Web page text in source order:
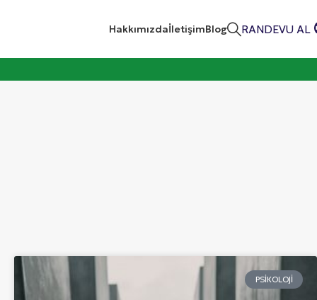
HakkımızdaİletişimBlog RANDEVU AL
PSIKOLOJI